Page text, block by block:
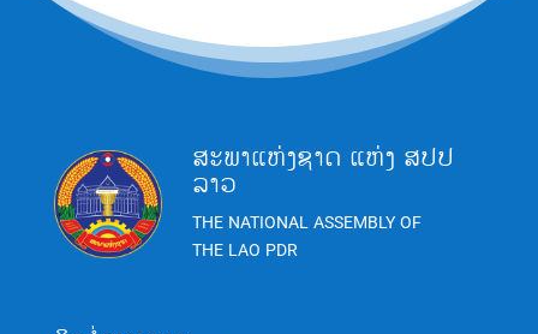
ສະພາແຫ່ງຊາດ ແຫ່ງ ສປປ
ລາວ
THE NATIONAL ASSEMBLY OF
THE LAO PDR